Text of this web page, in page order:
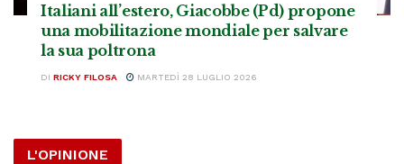
Italiani all’estero, Giacobbe (Pd) propone
una mobilitazione mondiale per salvare
la sua poltrona
DI RICKY FILOSA MARTEDÌ 28 LUGLIO 2026
L'OPINIONE